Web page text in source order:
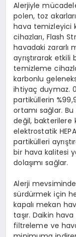
Alerjiyle
polen, toz
hava temizleyici
cihazları, Flash
havadaki zararlı
ayrıştırarak etkili
temizleme
karbonlu
ihtiyaç duymaz.
partiküllerin
ortamı sağlar.
değil, bakterilere
elektrostatik
partikülleri
bir hava kalitesi
dolaşımı sağlar.
Alerji
sürdürmek için
kapalı mekan
taşır. Daikin
filtreleme ve